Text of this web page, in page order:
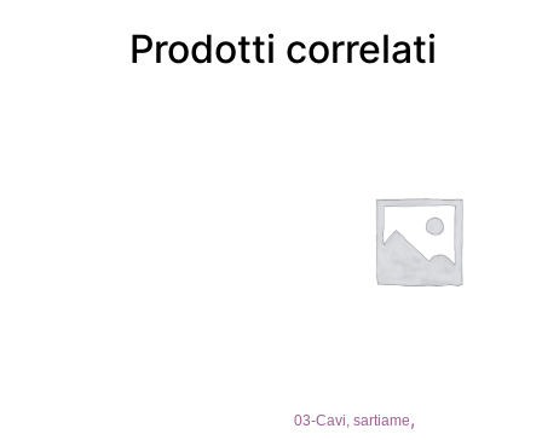
Prodotti correlati
03-Cavi, sartiame,